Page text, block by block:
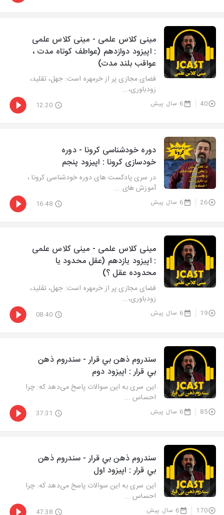
مینی کلاس علمی - مینی کلاس علمی
: اپیزود دوازدهم (عواطف کوتاه مدت ،
عواقب بلند مدت)
فضای مجازی پر از خرمهره است: جهل، تقلید،
زودباوری،...
40 6 سال پیش 12:20
دوره خودشناسی کرونا - دوره
خودسازی کرونا : اپیزود پنجم
در سری پادکست های دوره خودشناسی کرونا ،
آموزش های ...
26 6 سال پیش 16:48
مینی کلاس علمی - مینی کلاس علمی
: اپیزود یازدهم (عقل محدود یا
محدوده عقل ؟)
فضای مجازی پر از خرمهره است: جهل، تقلید،
زودباوری،...
19 6 سال پیش 08:40
سندروم ذهن بي قرار - سندروم ذهن
بي قرار : اپيزود دوم
این سری‌ به این سوالات پاسخ می‌دهد که: چرا
احساس ...
85 6 سال پیش 37:31
سندروم ذهن بي قرار - سندروم ذهن
بي قرار : اپيزود اول
این سری‌ به این سوالات پاسخ می‌دهد که: چرا
احساس ...
170 6 سال پیش 47:38